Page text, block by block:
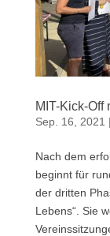
MIT-Kick-Off
Sep. 16, 2021 |
Nach dem
beginnt für
der dritten
Lebens“. Sie